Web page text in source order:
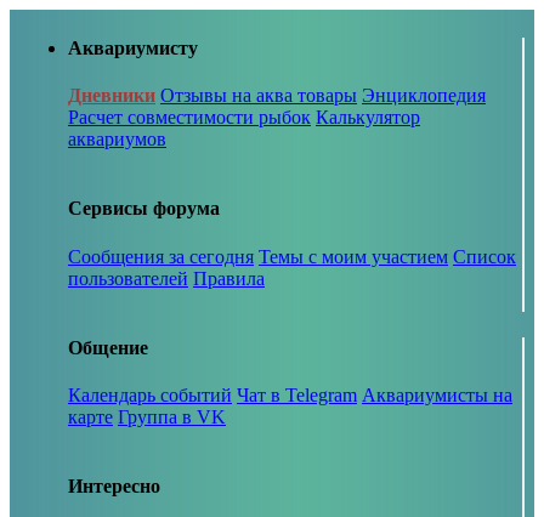
Аквариумисту
Дневники Отзывы на аква товары Энциклопедия
Расчет совместимости рыбок Калькулятор
аквариумов
Сервисы форума
Сообщения за сегодня Темы с моим участием Список
пользователей Правила
Общение
Календарь событий Чат в Telegram Аквариумисты на
карте Группа в VK
Интересно